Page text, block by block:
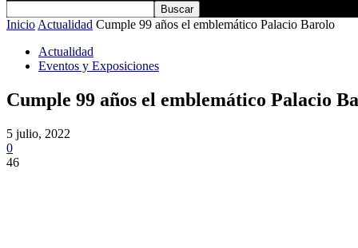
Inicio Actualidad Cumple 99 años el emblemático Palacio Barolo
Actualidad
Eventos y Exposiciones
Cumple 99 años el emblemático Palacio
5 julio, 2022
0
46